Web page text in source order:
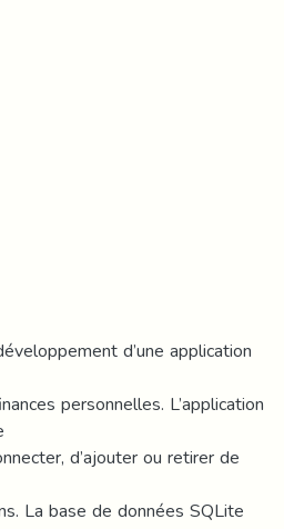
d’une application
personnelles. L’application
d’ajouter ou retirer de
La base de données SQLite